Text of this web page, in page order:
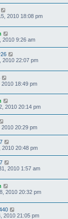
2010 18:08 pm
2010 9:26 am
2010 22:07 pm
2010 18:49 pm
2010 20:14 pm
2010 20:29 pm
2010 20:48 pm
2010 1:57 am
2010 20:32 pm
2010 21:05 pm